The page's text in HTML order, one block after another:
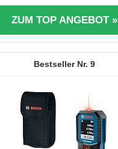
ZUM TOP ANGEBOT »
9